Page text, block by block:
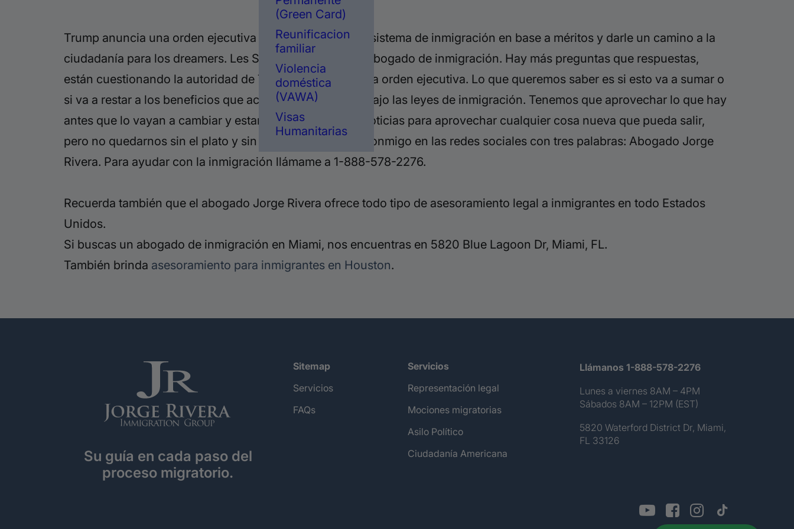
(Green Card)
Reunificacion
familiar
Violencia
doméstica
(VAWA)
Visas
Humanitarias
Trump anuncia una orden ejecutiva que va a reformar el sistema de inmigración en base a méritos y darle un camino a la
ciudadanía para los dreamers. Les Saluda Jorge Rivera, abogado de inmigración. Hay más preguntas que respuestas,
están cuestionando la autoridad de Trump para emitir esta orden ejecutiva. Lo que queremos saber es si esto va a sumar o
si va a restar a los beneficios que actualmente tenemos bajo las leyes de inmigración. Tenemos que aprovechar lo que hay
antes que lo vayan a cambiar y estar pendientes de las noticias para aprovechar cualquier cosa nueva que pueda salir,
pero no quedarnos sin el plato y sin la cena. Conéctate conmigo en las redes sociales con tres palabras: Abogado Jorge
Rivera. Para ayudar con la inmigración llámame a 1-888-578-2276.
Recuerda también que el abogado Jorge Rivera ofrece todo tipo de asesoramiento legal a inmigrantes en todo Estados
Unidos.
Si buscas un abogado de inmigración en Miami, nos encuentras en 5820 Blue Lagoon Dr, Miami, FL.
También brinda asesoramiento para inmigrantes en Houston.
Su guía en cada paso del
proceso migratorio.
Sitemap
Servicios
FAQs
Servicios
Representación legal
Mociones migratorias
Asilo Político
Ciudadanía Americana
Llámanos 1-888-578-2276
Lunes a viernes 8AM – 4PM
Sábados 8AM – 12PM (EST)
5820 Waterford District Dr, Miami,
FL 33126